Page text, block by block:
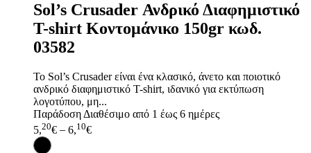
Sol’s Crusader Ανδρικό Διαφημιστικό
T-shirt Κοντομάνικο 150gr κωδ.
03582
Το Sol’s Crusader είναι ένα κλασικό, άνετο και ποιοτικό
ανδρικό διαφημιστικό T-shirt, ιδανικό για εκτύπωση
λογοτύπου, μη...
Παράδοση Διαθέσιμο από 1 έως 6 ημέρες
5,20€ – 6,10€